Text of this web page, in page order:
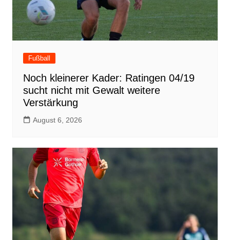
Fußball
Noch kleinerer Kader: Ratingen 04/19
sucht nicht mit Gewalt weitere
Verstärkung
August 6, 2026